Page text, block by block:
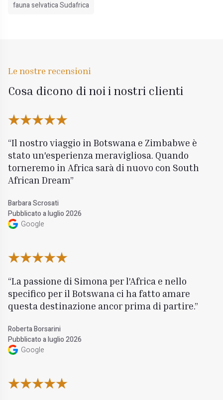
fauna selvatica Sudafrica
Le nostre recensioni
Cosa dicono di noi i nostri clienti
Il nostro viaggio in Botswana e Zimbabwe è
stato un'esperienza meravigliosa. Quando
torneremo in Africa sarà di nuovo con South
African Dream
Barbara Scrosati
Pubblicato a luglio 2026
Google
La passione di Simona per l'Africa e nello
specifico per il Botswana ci ha fatto amare
questa destinazione ancor prima di partire.
Roberta Borsarini
Pubblicato a luglio 2026
Google